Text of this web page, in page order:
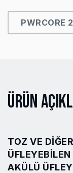
PWRCORE
Ürün
TOZ VE
AKÜLÜ